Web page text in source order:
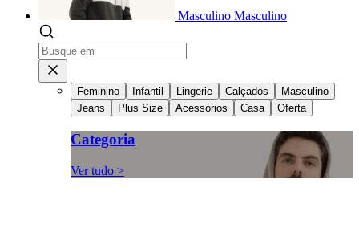
Masculino Masculino
Feminino Infantil Lingerie Calçados
Masculino
Jeans
Plus Size Acessórios Casa Oferta
Categoria
Ver tudo >